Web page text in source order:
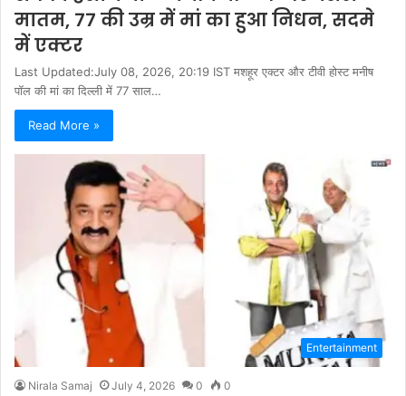
मातम, 77 की उम्र में मां का हुआ निधन, सदमे
में एक्टर
Last Updated:July 08, 2026, 20:19 IST मशहूर एक्टर और टीवी होस्ट मनीष
पॉल की मां का दिल्ली में 77 साल…
Read More »
Entertainment
Nirala Samaj July 4, 2026 0 0